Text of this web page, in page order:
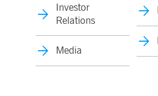
Investor
Relations
Media